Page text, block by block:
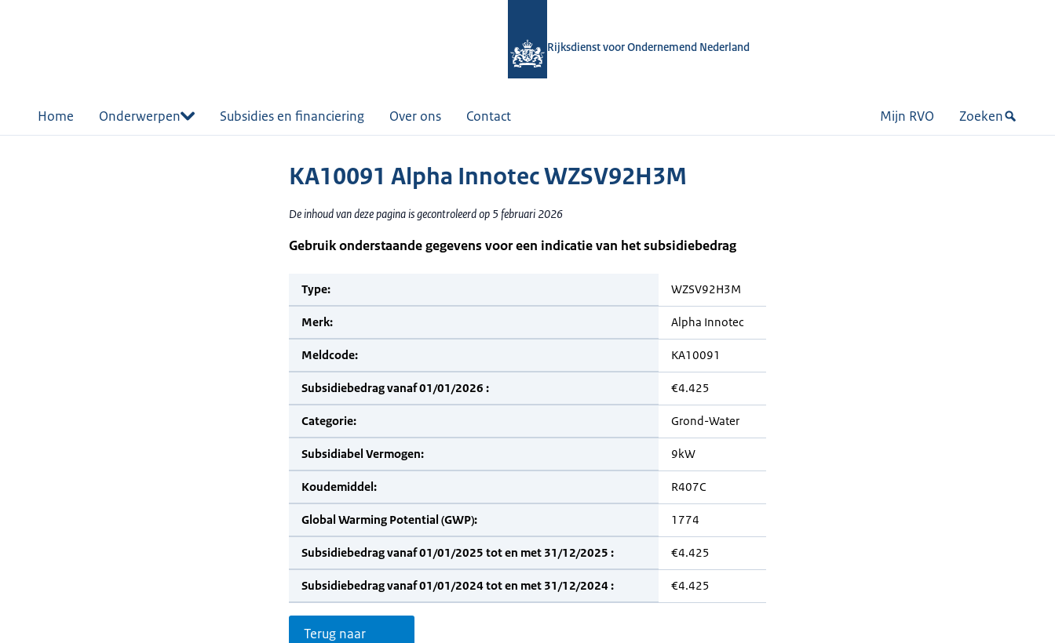
Rijksdienst voor Ondernemend Nederland
Home Onderwerpen Subsidies en financiering Over ons Contact Mijn RVO Zoeken
KA10091 Alpha Innotec WZSV92H3M
De inhoud van deze pagina is gecontroleerd op 5 februari 2026
Gebruik onderstaande gegevens voor een indicatie van het subsidiebedrag
Type: WZSV92H3M
Merk: Alpha Innotec
Meldcode: KA10091
Subsidiebedrag vanaf 01/01/2026 : €4.425
Categorie: Grond-Water
Subsidiabel Vermogen: 9kW
Koudemiddel: R407C
Global Warming Potential (GWP): 1774
Subsidiebedrag vanaf 01/01/2025 tot en met 31/12/2025 : €4.425
Subsidiebedrag vanaf 01/01/2024 tot en met 31/12/2024 : €4.425
Terug naar